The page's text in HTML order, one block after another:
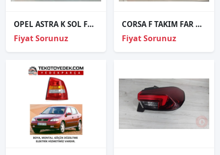
OPEL ASTRA K SOL FAR ORJİNAL 39047198
Fiyat Sorunuz
CORSA F TAKIM FAR ORJİNAL
Fiyat Sorunuz